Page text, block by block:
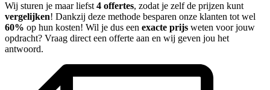
Wij sturen je maar liefst 4 offertes, zodat je zelf de prijzen kunt
vergelijken! Dankzij deze methode besparen onze klanten tot wel
60% op hun kosten! Wil je dus een exacte prijs weten voor jouw
opdracht? Vraag direct een offerte aan en wij geven jou het
antwoord.